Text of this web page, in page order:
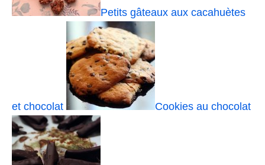
Petits gâteaux aux cacahuètes
et chocolat Cookies au chocolat